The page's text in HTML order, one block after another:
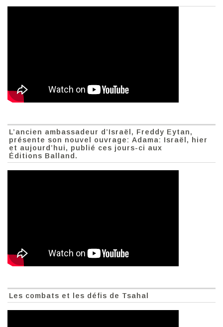
L’ancien ambassadeur d’Israël, Freddy Eytan,
présente son nouvel ouvrage: Adama: Israël, hier
et aujourd’hui, publié ces jours-ci aux
Éditions Balland.
Les combats et les défis de Tsahal